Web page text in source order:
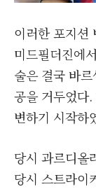
이러한 포지션
미드필더진에
술은 결국 바
공을 거두었다
변하기 시작하
당시 과르디올
당시 스트라이